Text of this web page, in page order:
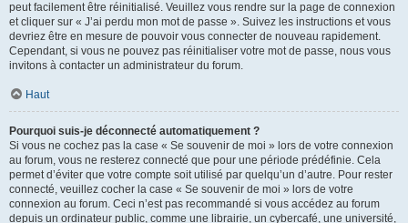
peut facilement être réinitialisé. Veuillez vous rendre sur la page de connexion
et cliquer sur « J’ai perdu mon mot de passe ». Suivez les instructions et vous
devriez être en mesure de pouvoir vous connecter de nouveau rapidement.
Cependant, si vous ne pouvez pas réinitialiser votre mot de passe, nous vous
invitons à contacter un administrateur du forum.
Haut
Pourquoi suis-je déconnecté automatiquement ?
Si vous ne cochez pas la case « Se souvenir de moi » lors de votre connexion
au forum, vous ne resterez connecté que pour une période prédéfinie. Cela
permet d’éviter que votre compte soit utilisé par quelqu’un d’autre. Pour rester
connecté, veuillez cocher la case « Se souvenir de moi » lors de votre
connexion au forum. Ceci n’est pas recommandé si vous accédez au forum
depuis un ordinateur public, comme une librairie, un cybercafé, une université,